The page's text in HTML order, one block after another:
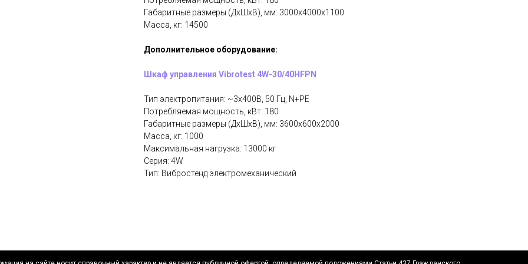
Габаритные размеры (ДхШхВ), мм: 3000x4000x1100
Масса, кг: 14500
Дополнительное оборудование:
Шкаф управления Vibrotest 4W-30/40HFPN
Тип электропитания: ~3х400В, 50 Гц, N+PE
Потребляемая мощность, кВт: 180
Габаритные размеры (ДхШхВ), мм: 3600x600x2000
Масса, кг: 1000
Максимальная нагрузка: 13000 кг
Серия: 4W
Тип: Вибростенд электромеханический